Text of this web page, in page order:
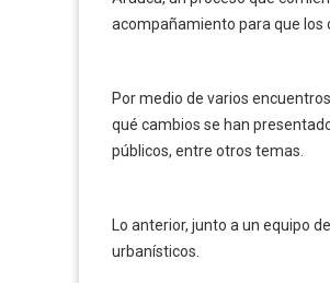
acompañamiento para que los
Por medio de varios
qué cambios se han
públicos, entre otros temas.
Lo anterior, junto a un equipo
urbanísticos.